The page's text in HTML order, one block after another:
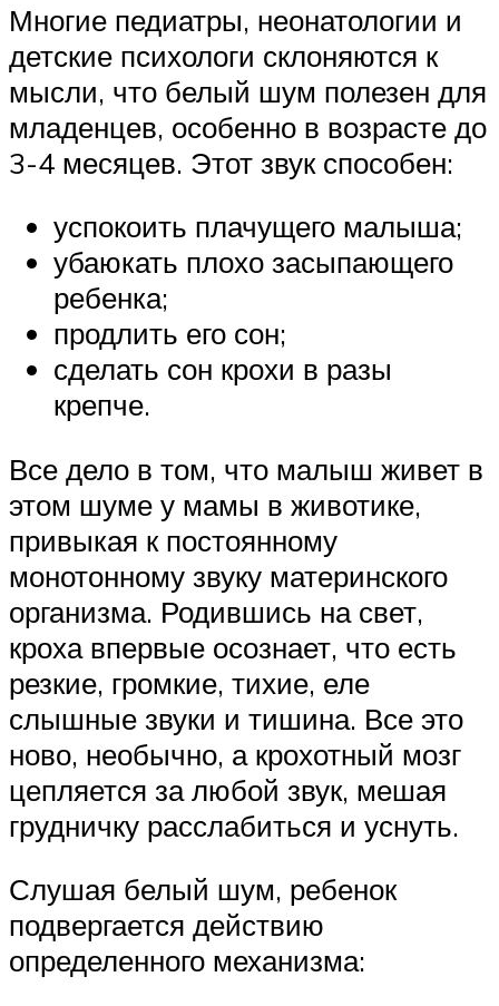
Многие педиатры, неонатологии и
детские психологи склоняются к
мысли, что белый шум полезен для
младенцев, особенно в возрасте до
3-4 месяцев. Этот звук способен:
успокоить плачущего малыша;
убаюкать плохо засыпающего
ребенка;
продлить его сон;
сделать сон крохи в разы
крепче.
Все дело в том, что малыш живет в
этом шуме у мамы в животике,
привыкая к постоянному
монотонному звуку материнского
организма. Родившись на свет,
кроха впервые осознает, что есть
резкие, громкие, тихие, еле
слышные звуки и тишина. Все это
ново, необычно, а крохотный мозг
цепляется за любой звук, мешая
грудничку расслабиться и уснуть.
Слушая белый шум, ребенок
подвергается действию
определенного механизма: